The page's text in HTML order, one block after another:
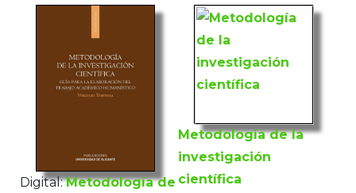
Digital: Metodología de
Metodología de la
investigación
científica